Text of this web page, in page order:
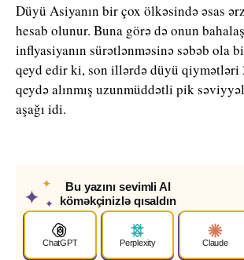
Düyü Asiyanın bir çox ölkəsində əsas
hesab olunur. Buna görə də onun
inflyasiyanın sürətlənməsinə səbəb ola
qeyd edir ki, son illərdə düyü qiymətləri
qeydə alınmış uzunmüddətli pik
aşağı idi.
✦
✦
✦
Bu yazını sevimli AI
köməkçinizlə qısaldın
ChatGPT Perplexity Claude